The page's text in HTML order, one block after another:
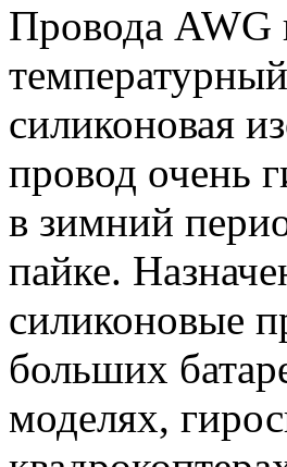
Провода AWG
силиконовая
провод очень
в зимний
пайке.
силиконовые
больших
моделях,